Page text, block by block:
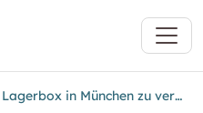
Lagerbox in München zu vermieten